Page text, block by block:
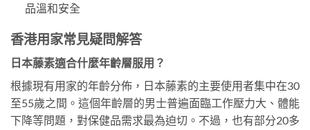
品溫和安全
香港用家常見疑問解答
日本藤素適合什麼年齡層服用？
根據現有用家的年齡分佈，日本藤素的主要使用者集中在30
至55歲之間。這個年齡層的男士普遍面臨工作壓力大、體能
下降等問題，對保健品需求最為迫切。不過，也有部分20多